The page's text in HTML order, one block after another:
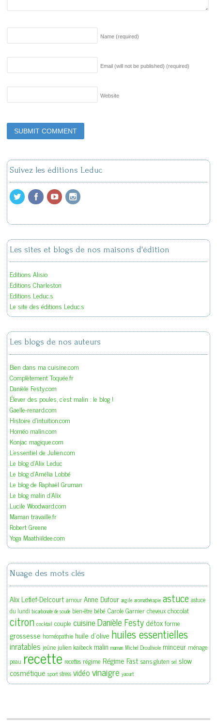
Name (required)
Email (will not be published) (required)
Website
Suivez les éditions Leduc
Les sites et blogs de nos maisons d'édition
Editions Alisio
Editions Charleston
Editions Leduc.s
Le site des éditions Leduc.s
Les blogs de nos auteurs
Bien dans ma cuisine.com
Complètement Toquée.fr
Danièle Festy.com
Élever des poules, c'est malin : le blog !
Gaelle-renard.com
Histoire d'intuition.com
Homéo malin.com
Konjac magique.com
L'essentiel de Julien.com
Le blog d'Alix Leduc
Le blog d'Amélia Lobbé
Le blog de Raphaël Gruman
Le blog malin d'Alix
Lucile Woodward.com
Maman travaille.fr
Robert Greene
Yoga Maathiildee.com
Nuage des mots clés
Alix Lefief-Delcourt amour Anne Dufour argile aromathérapie astuce astuce
du lundi bicarbonate de soude bien-être bébé Carole Garnier cheveux chocolat
citron cocktail couple cuisineDanièle Festy détoxforme
grossesse homéopathie huile d'olive huiles essentielles
inratables jeûne julien kaibeck malin maman Michel Droulhiole minceur ménage
peau recette recettes régime Régime Fast sans gluten sel slow
cosmétique sport stress vidéovinaigre yaourt